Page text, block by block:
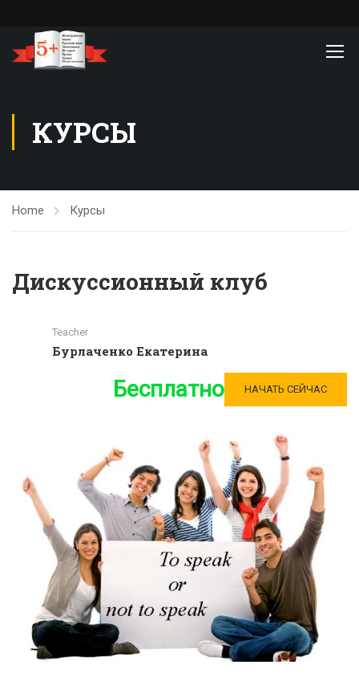
КУРСЫ
Home Курсы
Дискуссионный клуб
Teacher
Бурлаченко Екатерина
Бесплатно НАЧАТЬ СЕЙЧАС